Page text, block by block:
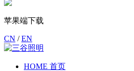
苹果端下载
CN /EN
HOME 首页